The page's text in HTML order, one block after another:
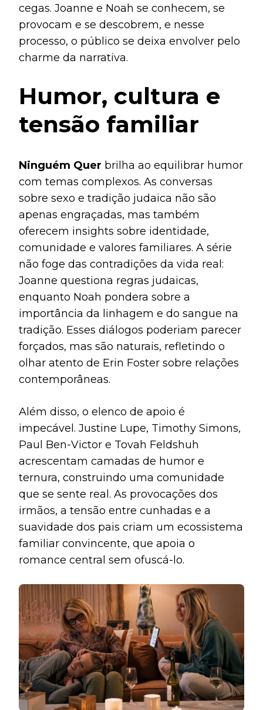
cegas. Joanne e Noah se conhecem, se
provocam e se descobrem, e nesse
processo, o público se deixa envolver pelo
charme da narrativa.
Humor, cultura e
tensão familiar
Ninguém Quer brilha ao equilibrar humor
com temas complexos. As conversas
sobre sexo e tradição judaica não são
apenas engraçadas, mas também
oferecem insights sobre identidade,
comunidade e valores familiares. A série
não foge das contradições da vida real:
Joanne questiona regras judaicas,
enquanto Noah pondera sobre a
importância da linhagem e do sangue na
tradição. Esses diálogos poderiam parecer
forçados, mas são naturais, refletindo o
olhar atento de Erin Foster sobre relações
contemporâneas.
Além disso, o elenco de apoio é
impecável. Justine Lupe, Timothy Simons,
Paul Ben-Victor e Tovah Feldshuh
acrescentam camadas de humor e
ternura, construindo uma comunidade
que se sente real. As provocações dos
irmãos, a tensão entre cunhadas e a
suavidade dos pais criam um ecossistema
familiar convincente, que apoia o
romance central sem ofuscá-lo.